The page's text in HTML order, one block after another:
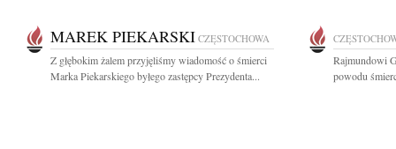
MAREK PIEKARSKI CZĘSTOCHOWA
Z głębokim żalem przyjęliśmy wiadomość o śmierci
Marka Piekarskiego byłego zastępcy Prezydenta...
Rajmundowi
powodu